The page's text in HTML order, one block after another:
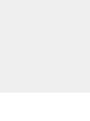
Pasar al contenido